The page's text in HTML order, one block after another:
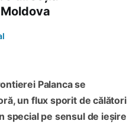
Palanca se
un flux sporit de călători
special pe sensul de ieșire